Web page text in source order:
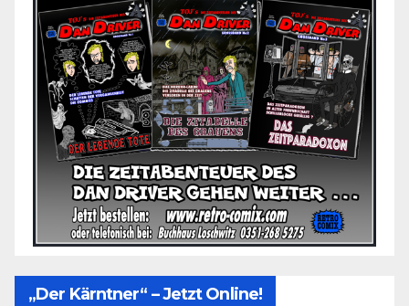
„Der Kärntner“ – Jetzt Online!